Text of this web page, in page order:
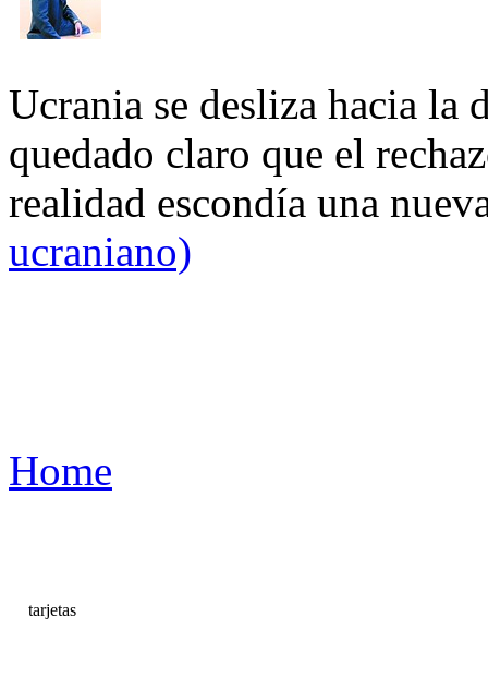
Ucrania se desliza hacia
quedado claro que el
realidad escondía una
ucraniano)
Home
tarjetas